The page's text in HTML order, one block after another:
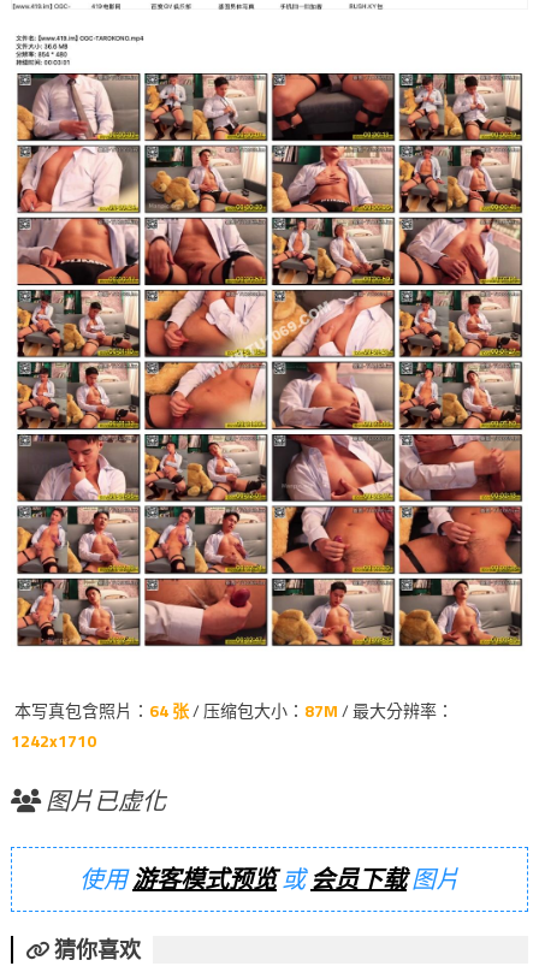
本写真包含照片： 64 张/ 压缩包大小： 87M/ 最大分辨率：
1242x1710
图片已虚化
使用游客模式预览或会员下载图片
猜你喜欢